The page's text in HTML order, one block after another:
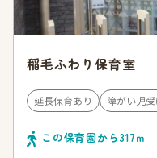
稲毛ふわり保育室
延長保育あり 障がい児
この保育園から317ｍ